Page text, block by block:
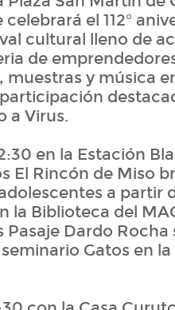
el 112°
cultural lleno de
de
y música
a Virus.
en la Estación
El Rincón de Miso
a partir
la Biblioteca del
Dardo Rocha
Gatos en